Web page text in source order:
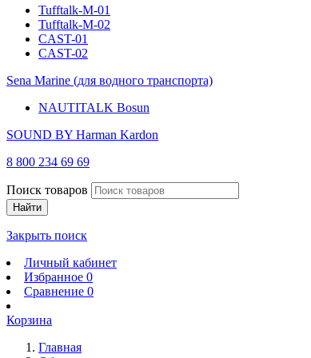
Tufftalk-M-01
Tufftalk-M-02
CAST-01
CAST-02
Sena Marine (для водного транспорта)
NAUTITALK Bosun
SOUND BY Harman Kardon
8 800 234 69 69
Поиск товаров
Найти
Закрыть поиск
Личный кабинет
Избранное 0
Сравнение 0
Корзина
Главная